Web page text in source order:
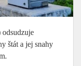
štát a jej snahy